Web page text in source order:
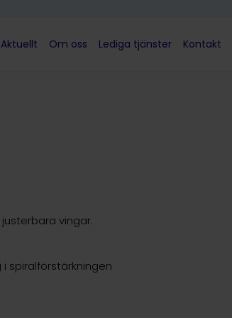
Aktuellt Om oss Lediga tjänster Kontakt
vingar.
spiralförstärkningen